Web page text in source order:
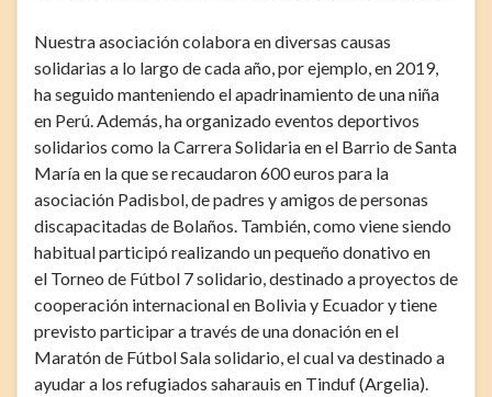
Nuestra asociación colabora en diversas causas
solidarias a lo largo de cada año, por ejemplo, en 2019,
ha seguido manteniendo el apadrinamiento de una niña
en Perú. Además, ha organizado eventos deportivos
solidarios como la Carrera Solidaria en el Barrio de Santa
María en la que se recaudaron 600 euros para la
asociación Padisbol, de padres y amigos de personas
discapacitadas de Bolaños. También, como viene siendo
habitual participó realizando un pequeño donativo en
el Torneo de Fútbol 7 solidario, destinado a proyectos de
cooperación internacional en Bolivia y Ecuador y tiene
previsto participar a través de una donación en el
Maratón de Fútbol Sala solidario, el cual va destinado a
ayudar a los refugiados saharauis en Tinduf (Argelia).